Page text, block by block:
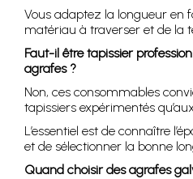
Vous adaptez la longueur en
matériau à traverser et de la
Faut-il être tapissier
agrafes ?
Non, ces consommables
tapissiers expérimentés
L’essentiel est de connaître
et de sélectionner la bonne
Quand choisir des agrafes